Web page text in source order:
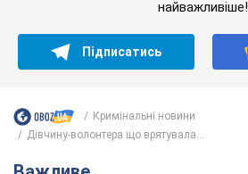
найважливіше!
Підписатись
Кримінальні новини
Дівчину-волонтера що врятувала...